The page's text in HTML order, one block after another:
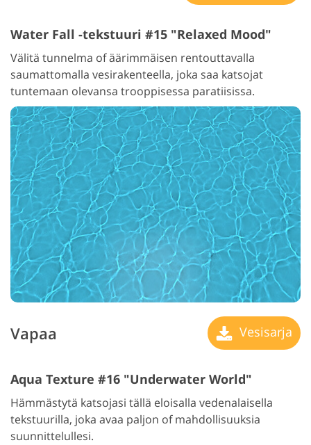
Water Fall -tekstuuri #15 "Relaxed Mood"
Välitä tunnelma of äärimmäisen rentouttavalla
saumattomalla vesirakenteella, joka saa katsojat
tuntemaan olevansa trooppisessa paratiisissa.
Vapaa Vesisarja
Aqua Texture #16 "Underwater World"
Hämmästytä katsojasi tällä eloisalla vedenalaisella
tekstuurilla, joka avaa paljon of mahdollisuuksia
suunnittelullesi.